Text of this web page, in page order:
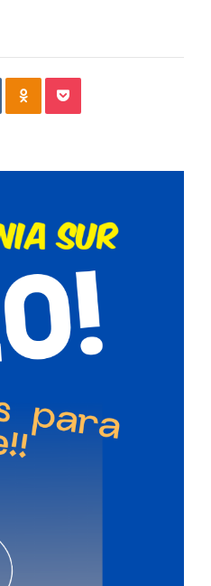
VKontakteOdnoklassniki
Pocket